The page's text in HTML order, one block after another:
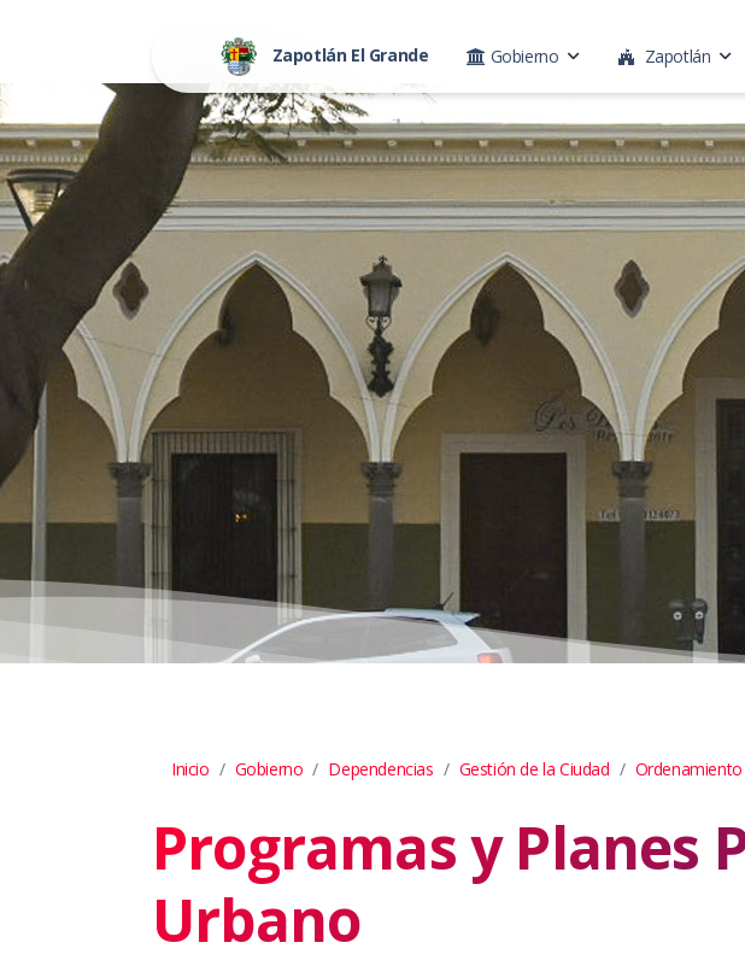
Zapotlán El Grande Gobierno Zapotlán
Inicio Gobierno Dependencias Gestión de la Ciudad
Programas y Planes
Urbano